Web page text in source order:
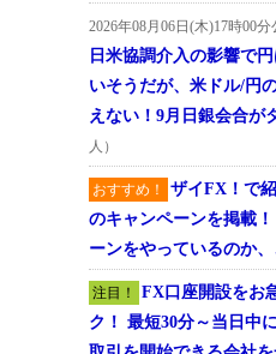
2026年08月06日(木)17時00分
日米協調介入の影響で
いそうだが、米ドル/円
えない！9月日銀会合が
人）
おすすめ！
ザイFX！で
のキャンペーンを掲載
ーンをやっているのか
注目！
FX口座開設をお
ク！ 最短30分～当日中